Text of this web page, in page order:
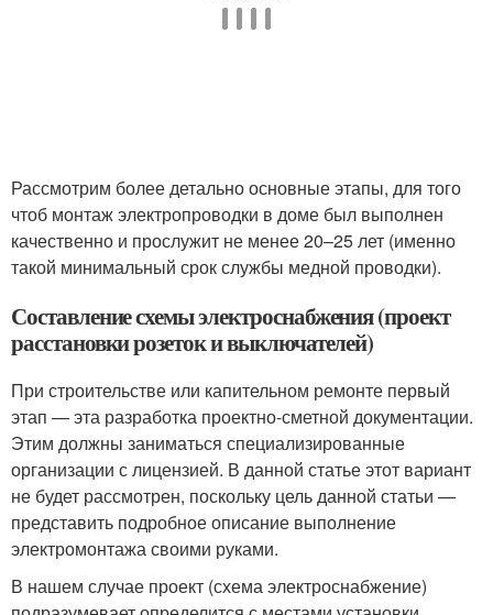
Рассмотрим более детально основные этапы, для того
чтоб монтаж электропроводки в доме был выполнен
качественно и прослужит не менее 20–25 лет (именно
такой минимальный срок службы медной проводки).
Составление схемы электроснабжения (проект
расстановки розеток и выключателей)
При строительстве или капительном ремонте первый
этап — эта разработка проектно-сметной документации.
Этим должны заниматься специализированные
организации с лицензией. В данной статье этот вариант
не будет рассмотрен, поскольку цель данной статьи —
представить подробное описание выполнение
электромонтажа своими руками.
В нашем случае проект (схема электроснабжение)